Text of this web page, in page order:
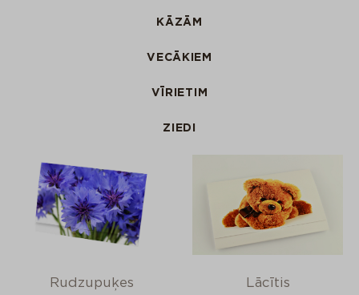
KĀZĀM
VECĀKIEM
VĪRIETIM
ZIEDI
Rudzupuķes Lācītis